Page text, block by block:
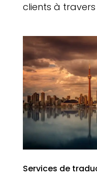
clients à
Services de